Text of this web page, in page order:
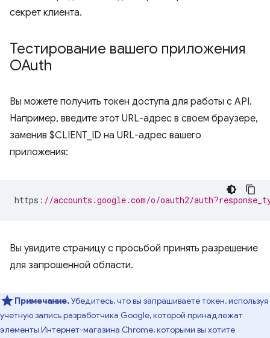
секрет клиента.
Тестирование вашего приложения
OAuth
Вы можете получить токен доступа для работы с API.
Например, введите этот URL-адрес в своем браузере,
заменив $CLIENT_ID на URL-адрес вашего
приложения:
https : //accounts.google.com/o/oauth2/
Вы увидите страницу с просьбой принять разрешение
для запрошенной области.
Примечание.Убедитесь, что вы запрашиваете токен, используя
учетную запись разработчика Google, которой принадлежат
элементы Интернет-магазина Chrome, которыми вы хотите